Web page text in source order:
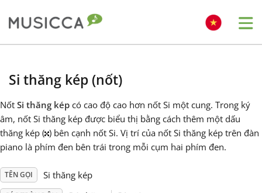
Dansk
Deutsch
Si thăng kép (nốt)
Nốt Si thăng kép có cao độ cao hơn nốt Si một cung. Trong ký
âm, nốt Si thăng kép được biểu thị bằng cách thêm một dấu
thăng kép ( ) bên cạnh nốt Si. Vị trí của nốt Si thăng kép trên đàn
piano là phím đen bên trái trong mỗi cụm hai phím đen.
TÊN GỌI Si thăng kép